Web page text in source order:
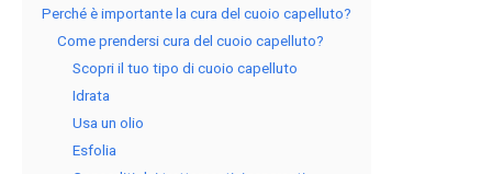
Perché è importante la cura del cuoio capelluto?
Come prendersi cura del cuoio capelluto?
Scopri il tuo tipo di cuoio capelluto
Idrata
Usa un olio
Esfolia